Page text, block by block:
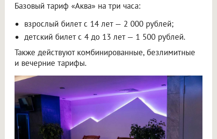
Базовый тариф «Аква» на три часа:
взрослый билет с 14 лет — 2 000 рублей;
детский билет с 4 до 13 лет — 1 500 рублей.
Также действуют комбинированные, безлимитные
и вечерние тарифы.